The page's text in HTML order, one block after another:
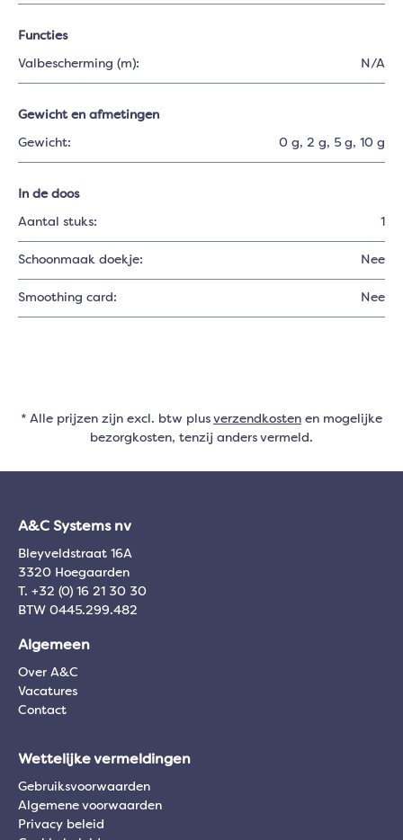
Functies
Valbescherming (m): N/A
Gewicht en afmetingen
Gewicht: 0 g, 2 g, 5 g, 10 g
In de doos
Aantal stuks: 1
Schoonmaak doekje: Nee
Smoothing card: Nee
* Alle prijzen zijn excl. btw plus verzendkosten en mogelijke
bezorgkosten, tenzij anders vermeld.
A&C Systems nv
Bleyveldstraat 16A
3320 Hoegaarden
T. +32 (0) 16 21 30 30
BTW 0445.299.482
Algemeen
Over A&C
Vacatures
Contact
Wettelijke vermeldingen
Gebruiksvoorwaarden
Algemene voorwaarden
Privacy beleid